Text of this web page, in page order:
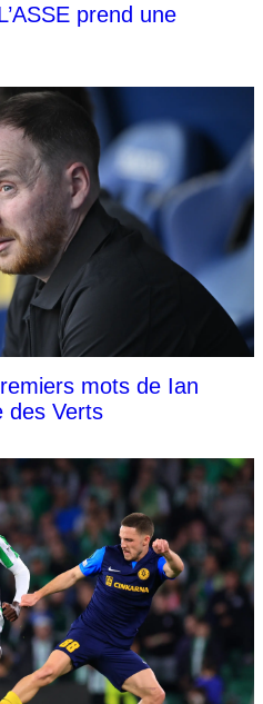
prend une
mots de Ian
des Verts